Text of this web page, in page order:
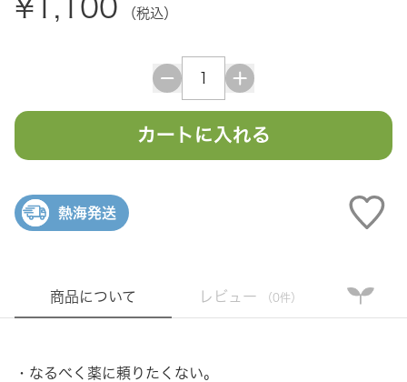
¥1,100 （税込）
カートに入れる
熱海発送
商品について レビュー （0件）
・なるべく薬に頼りたくない。